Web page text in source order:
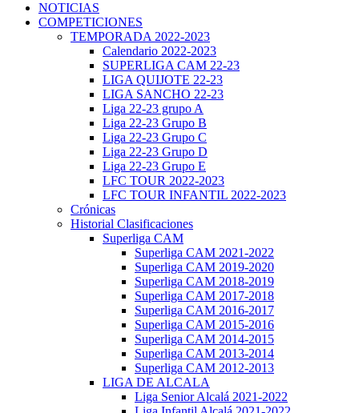
NOTICIAS
COMPETICIONES
TEMPORADA 2022-2023
Calendario 2022-2023
SUPERLIGA CAM 22-23
LIGA QUIJOTE 22-23
LIGA SANCHO 22-23
Liga 22-23 grupo A
Liga 22-23 Grupo B
Liga 22-23 Grupo C
Liga 22-23 Grupo D
Liga 22-23 Grupo E
LFC TOUR 2022-2023
LFC TOUR INFANTIL 2022-2023
Crónicas
Historial Clasificaciones
Superliga CAM
Superliga CAM 2021-2022
Superliga CAM 2019-2020
Superliga CAM 2018-2019
Superliga CAM 2017-2018
Superliga CAM 2016-2017
Superliga CAM 2015-2016
Superliga CAM 2014-2015
Superliga CAM 2013-2014
Superliga CAM 2012-2013
LIGA DE ALCALA
Liga Senior Alcalá 2021-2022